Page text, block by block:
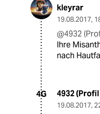
kleyrar
19.08.2017,
@4932
Ihre
nach
4G 4932
19.08.2017,